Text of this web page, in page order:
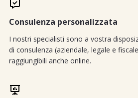
Consulenza personalizzata
I nostri specialisti sono a vostra
di consulenza (aziendale, legale e
raggiungibili anche online.